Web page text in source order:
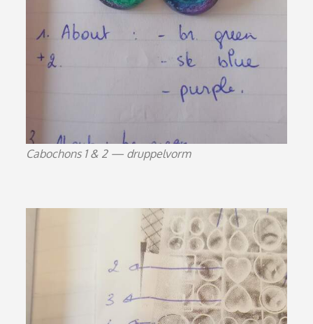
Cabochons 1 & 2 — druppelvorm